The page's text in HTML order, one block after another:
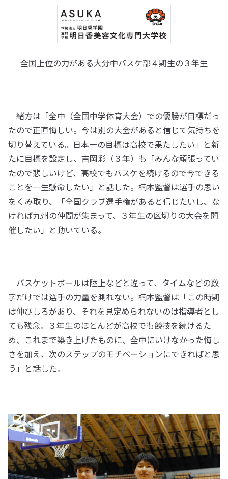
全国上位の力がある大分中バスケ部４期生の３年生
緒方は「全中（全国中学体育大会）での優勝が目標だっ
たので正直悔しい。今は別の大会があると信じて気持ちを
切り替えている。日本一の目標は高校で果たしたい」と新
たに目標を設定し、吉岡彩（３年）も「みんな頑張ってい
たので悲しいけど、高校でもバスケを続けるので今できる
ことを一生懸命したい」と話した。楠本監督は選手の思い
をくみ取り、「全国クラブ選手権があると信じたいし、な
ければ九州の仲間が集まって、３年生の区切りの大会を開
催したい」と動いている。
バスケットボールは陸上などと違って、タイムなどの数
字だけでは選手の力量を測れない。楠本監督は「この時期
は伸びしろがあり、それを見定められないのは指導者とし
ても残念。３年生のほとんどが高校でも競技を続けるた
め、これまで築き上げたものに、全中にいけなかった悔し
さを加え、次のステップのモチベーションにできればと思
う」と話した。